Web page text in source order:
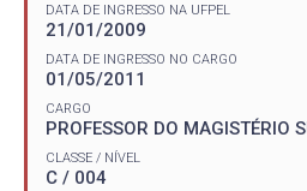
DATA DE INGRESSO NA UFPEL
21/01/2009
DATA DE INGRESSO NO CARGO
01/05/2011
CARGO
PROFESSOR DO MAGISTÉRIO
CLASSE / NÍVEL
C / 004